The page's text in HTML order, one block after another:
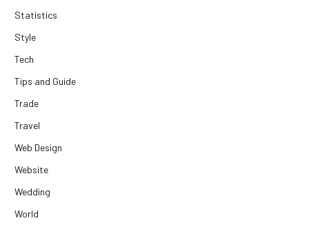
Statistics
Style
Tech
Tips and Guide
Trade
Travel
Web Design
Website
Wedding
World